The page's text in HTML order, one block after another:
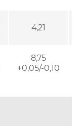
4,21
8,75
+0,05/-0,10